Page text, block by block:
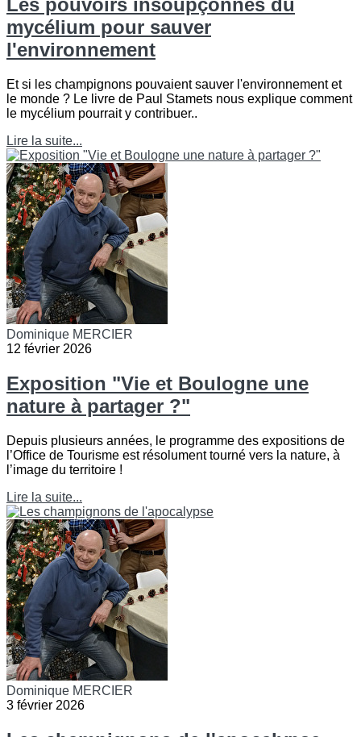
Les pouvoirs insoupçonnés du
mycélium pour sauver
l'environnement
Et si les champignons pouvaient sauver l'environnement et
le monde ? Le livre de Paul Stamets nous explique comment
le mycélium pourrait y contribuer..
Lire la suite...
Dominique MERCIER
12 février 2026
Exposition "Vie et Boulogne une
nature à partager ?"
Depuis plusieurs années, le programme des expositions de
l’Office de Tourisme est résolument tourné vers la nature, à
l’image du territoire !
Lire la suite...
Dominique MERCIER
3 février 2026